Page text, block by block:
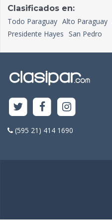
Clasificados en:
Todo Paraguay Alto Paraguay
Presidente Hayes San Pedro
(595 21) 414 1690